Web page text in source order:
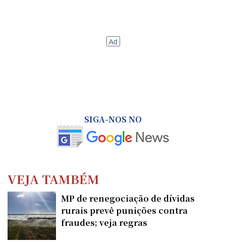
SIGA-NOS NO
VEJA TAMBÉM
MP de renegociação de dívidas
rurais prevê punições contra
fraudes; veja regras